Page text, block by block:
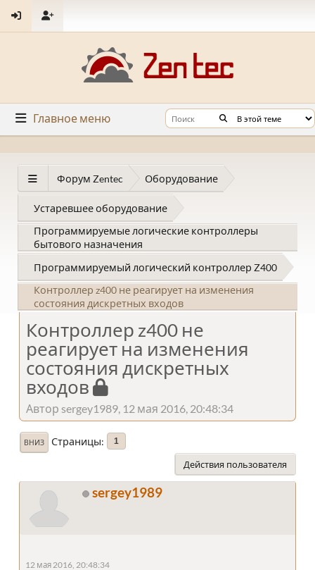
Главное меню
Форум Zentec Оборудование
Устаревшее оборудование
Программируемые логические контроллеры
бытового назначения
Программируемый логический контроллер Z400
Контроллер z400 не реагирует на изменения
состояния дискретных входов
Контроллер z400 не
реагирует на изменения
состояния дискретных
входов
Автор sergey1989, 12 мая 2016, 20:48:34
ВНИЗ Страницы 1
Действия пользователя
sergey1989
12 мая 2016, 20:48:34